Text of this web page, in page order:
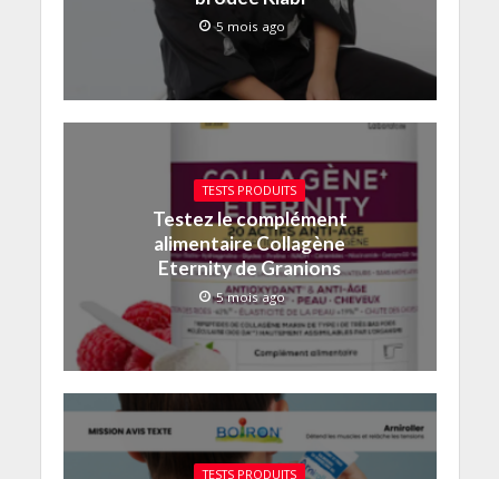
5 mois ago
TESTS PRODUITS
Testez le complément
alimentaire Collagène
Eternity de Granions
5 mois ago
TESTS PRODUITS